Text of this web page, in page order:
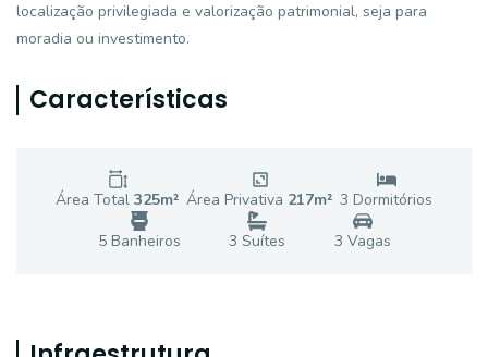
localização privilegiada e valorização patrimonial, seja para
moradia ou investimento.
Características
Área Total 325m² Área Privativa 217m² 3 Dormitórios
5Banheiros 3 Suítes 3 Vagas